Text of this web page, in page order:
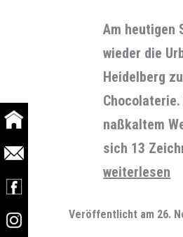
Am heutigen
wieder die
Heidelberg
Chocolaterie.
naßkaltem
sich 13
ä
please
weiterlesen
Veröffentlicht am 26.